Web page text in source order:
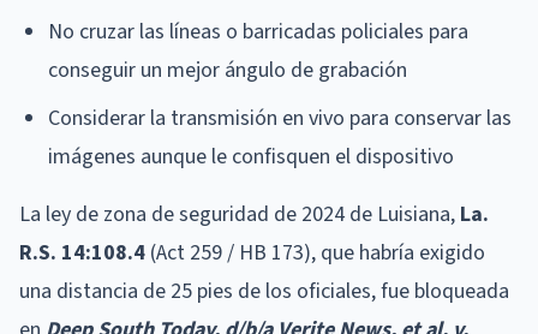
No cruzar las líneas o barricadas policiales para
conseguir un mejor ángulo de grabación
Considerar la transmisión en vivo para conservar las
imágenes aunque le confisquen el dispositivo
La ley de zona de seguridad de 2024 de Luisiana, La.
R.S. 14:108.4 (Act 259 / HB 173), que habría exigido
una distancia de 25 pies de los oficiales, fue bloqueada